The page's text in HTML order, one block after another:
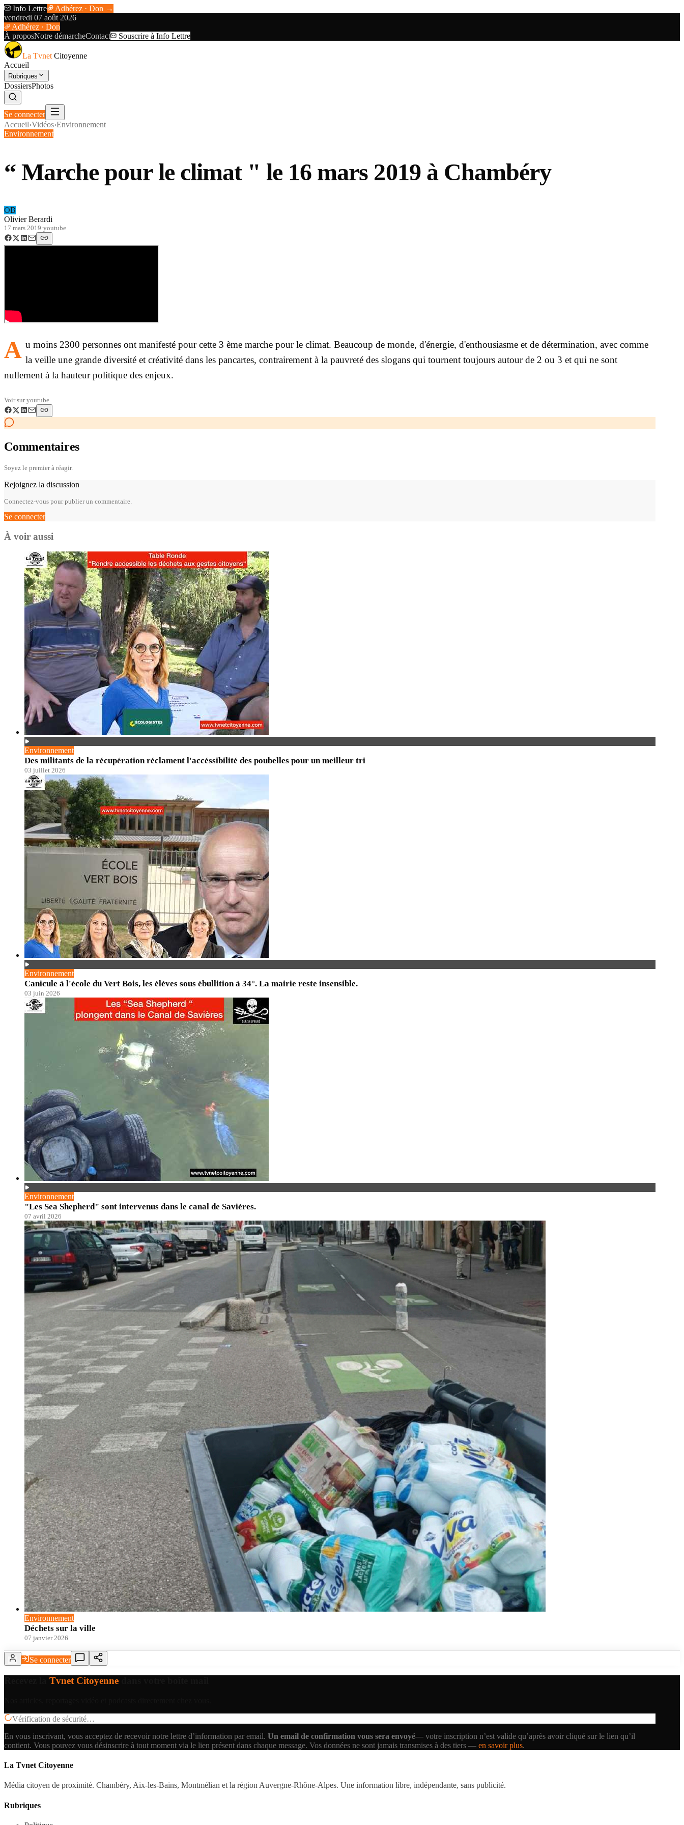
Info Lettre
Adhérez · Don →
vendredi 07 août 2026
Adhérez · Don
À proposNotre démarcheContact Souscrire à Info Lettre
La Tvnet Citoyenne
Accueil
Rubriques
DossiersPhotos
Se connecter
Accueil›Vidéos›Environnement
Environnement
“ Marche pour le climat " le 16 mars 2019 à Chambéry
OB
Olivier Berardi
17 mars 2019·youtube
A u moins 2300 personnes ont manifesté pour cette 3 ème marche pour le climat. Beaucoup de monde, d'énergie, d'enthousiasme et de détermination, avec comme
la veille une grande diversité et créativité dans les pancartes, contrairement à la pauvreté des slogans qui tournent toujours autour de 2 ou 3 et qui ne sont
nullement à la hauteur politique des enjeux.
Voir suryoutube
Commentaires
Soyez le premier à réagir.
Rejoignez la discussion
Connectez-vous pour publier un commentaire.
Se connecter
À voir aussi
Environnement
Des militants de la récupération réclament l'accéssibilité des poubelles pour un meilleur tri
03 juillet 2026
Environnement
Canicule à l'école du Vert Bois, les élèves sous ébullition à 34°. La mairie reste insensible.
03 juin 2026
Environnement
"Les Sea Shepherd" sont intervenus dans le canal de Savières.
07 avril 2026
Environnement
Déchets sur la ville
07 janvier 2026
Se connecter
Tvnet Citoyenne
Vérification de sécurité…
En vous inscrivant, vous acceptez de recevoir notre lettre d’information par email. Un email de confirmation vous sera envoyé— votre inscription n’est valide qu’après avoir cliqué sur le lien qu’il
contient. Vous pouvez vous désinscrire à tout moment via le lien présent dans chaque message. Vos données ne sont jamais transmises à des tiers — en savoir plus.
La Tvnet Citoyenne
Média citoyen de proximité. Chambéry, Aix-les-Bains, Montmélian et la région Auvergne-Rhône-Alpes. Une information libre, indépendante, sans publicité.
Rubriques